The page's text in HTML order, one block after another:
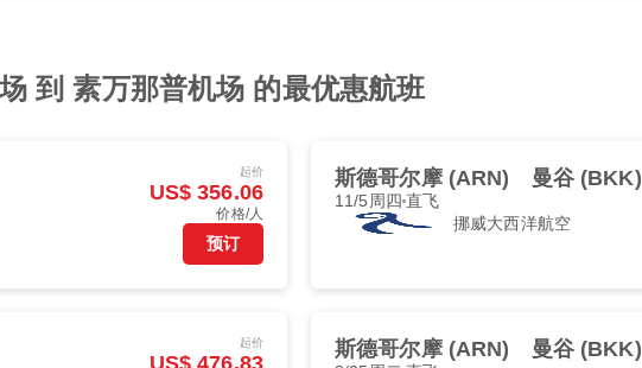
到 素万那普机场 的最优惠航班
起价
US$ 356.06
价格/人
预订
斯德哥尔摩 (ARN) 曼谷 (BKK)
11/5周四 直飞
挪威大西洋航空
起价
US$ 476.83
斯德哥尔摩 (ARN) 曼谷 (BKK)